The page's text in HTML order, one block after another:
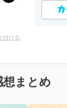
付ける
まとめ